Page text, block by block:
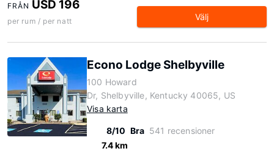
FRÅN USD 196
per rum / per natt Välj
Econo Lodge Shelbyville
100 Howard
Dr, Shelbyville, Kentucky 40065, US
Visa karta
8/10 Bra 541 recensioner
7.4 km